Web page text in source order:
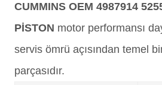
CUMMINS OEM 4987914
PİSTON motor performansı
servis ömrü açısından temel
parçasıdır.